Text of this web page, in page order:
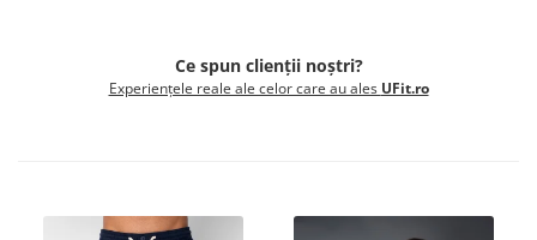
Ce spun clienții noștri?
Experiențele reale ale celor care au ales UFit.ro